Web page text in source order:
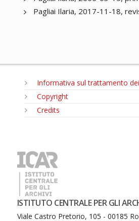
Pagliai Ilaria, 2017-11-18,
Informativa sul trattamento
Copyright
Credits
ISTITUTO CENTRALE PER GLI
Viale Castro Pretorio, 105 - 00185